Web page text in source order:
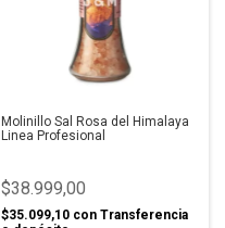
Molinillo Sal Rosa del Himalaya
Linea Profesional
$38.999,00
$35.099,10 con Transferencia